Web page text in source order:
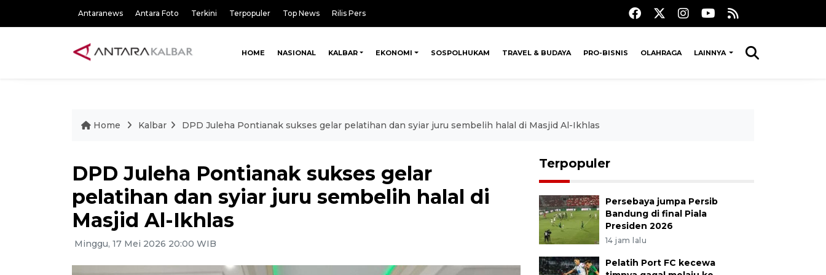
Antaranews Antara Foto Terkini Terpopuler Top News Rilis Pers
HOME NASIONAL KALBAR EKONOMI SOSPOLHUKAM TRAVEL & BUDAYA PRO-BISNIS OLAHRAGA LAINNYA
Home Kalbar DPD Juleha Pontianak sukses gelar pelatihan dan syiar juru sembelih halal di Masjid Al-Ikhlas
DPD Juleha Pontianak sukses gelar
pelatihan dan syiar juru sembelih halal di
Masjid Al-Ikhlas
Minggu, 17 Mei 2026 20:00 WIB
Terpopuler
Persebaya jumpa Persib
Bandung di final Piala
Presiden 2026
14 jam lalu
Pelatih Port FC kecewa